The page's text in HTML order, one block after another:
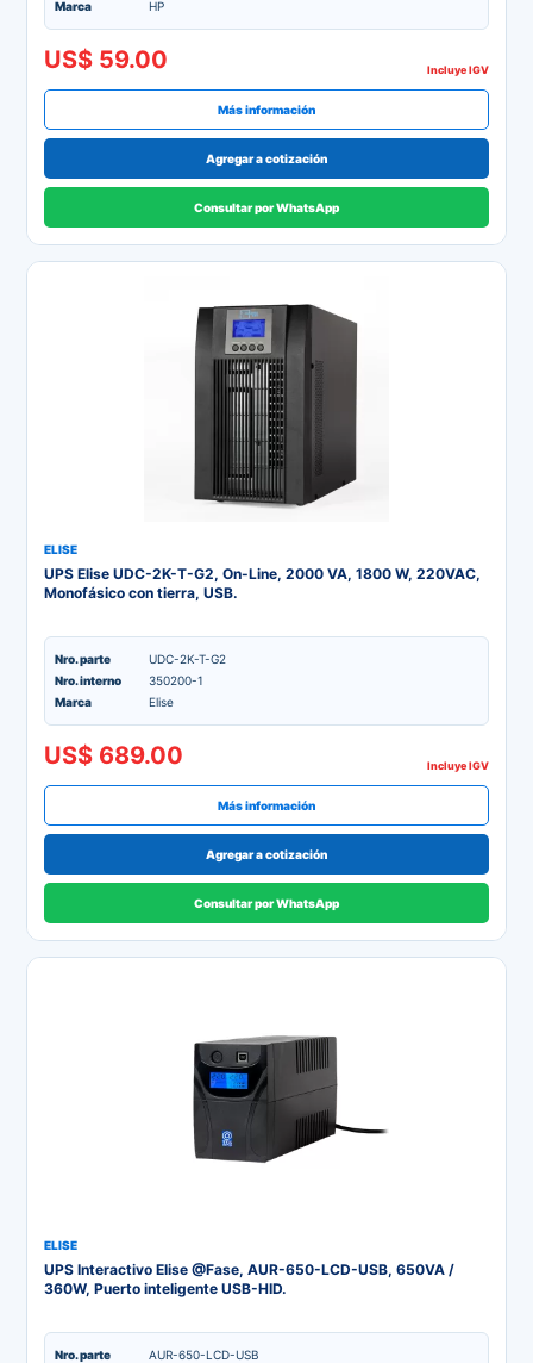
Marca HP
US$ 59.00 Incluye IGV
Más información
Agregar a cotización
Consultar por WhatsApp
ELISE
UPS Elise UDC-2K-T-G2, On-Line, 2000 VA, 1800 W, 220VAC,
Monofásico con tierra, USB.
Nro. parte
UDC-2K-T-G2
Nro. interno
350200-1
Marca
Elise
US$ 689.00 Incluye IGV
Más información
Agregar a cotización
Consultar por WhatsApp
ELISE
UPS Interactivo Elise @Fase, AUR-650-LCD-USB, 650VA /
360W, Puerto inteligente USB-HID.
Nro. parte
AUR-650-LCD-USB